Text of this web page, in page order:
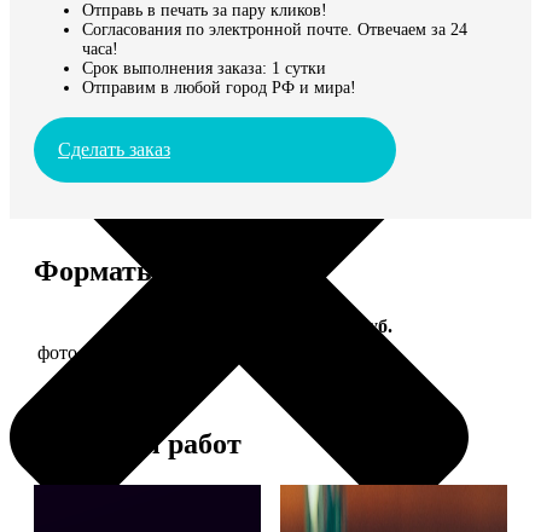
Отправь в печать за пару кликов!
Согласования по электронной почте. Отвечаем за 24
часа!
Срок выполнения заказа: 1 сутки
Отправим в любой город РФ и мира!
Сделать заказ
Форматы и цены
Цена, руб.
фото 13х18 в деревянной рамке
Примеры работ